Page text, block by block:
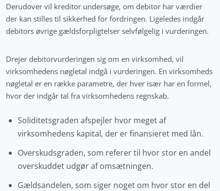
Derudover vil kreditor undersøge, om debitor har værdier
der kan stilles til sikkerhed for fordringen. Ligeledes indgår
debitors øvrige gældsforpligtelser selvfølgelig i vurderingen.
Drejer debitorvurderingen sig om en virksomhed, vil
virksomhedens nøgletal indgå i vurderingen. En virksomheds
nøgletal er en række parametre, der hver især har en formel,
hvor der indgår tal fra virksomhedens regnskab.
Soliditetsgraden afspejler hvor meget af
virksomhedens kapital, der er finansieret med lån.
Overskudsgraden, som referer til hvor stor en andel
overskuddet udgør af omsætningen.
Gældsandelen, som siger noget om hvor stor en del